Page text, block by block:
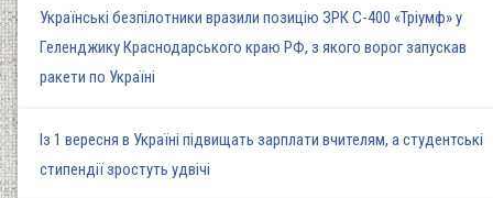
Українські безпілотники вразили позицію ЗРК С-400 «Тріумф» у
Геленджику Краснодарського краю РФ, з якого ворог запускав
ракети по Україні
Із 1 вересня в Україні підвищать зарплати вчителям, а студентські
стипендії зростуть удвічі